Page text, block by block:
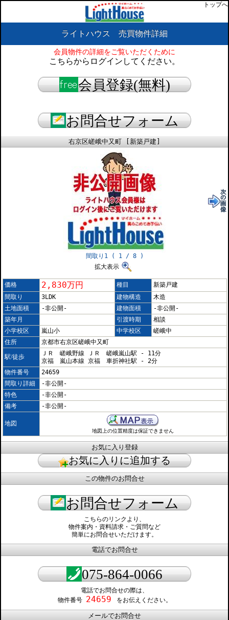
トップへ
ライトハウス 売買物件詳細
会員物件の詳細をご覧いただくために
こちらからログインしてください。
会員登録(無料)
お問合せフォーム
右京区嵯峨中又町 [新築戸建]
間取り1 ( 1 / 8 )
拡大表示
価格 2,830万円 種目
新築戸建
間取り
3LDK 建物構造
木造
土地面積
-非公開- 建物面積
-非公開-
築年月
引渡時期
相談
小学校区
嵐山小 中学校区
嵯峨中
住所
京都市右京区嵯峨中又町
駅/徒歩
ＪＲ 嵯峨野線 ＪＲ 嵯峨嵐山駅 - 11分
京福 嵐山本線 京福 車折神社駅 - 2分
物件番号
24659
間取り詳細
-非公開-
特色
-非公開-
備考
-非公開-
地図
地図上の位置精度は保証できません
お気に入り登録
お気に入りに追加する
この物件のお問合せ
お問合せフォーム
こちらのリンクより、
物件案内・資料請求・ご質問など
簡単にお問合せいただけます。
電話でお問合せ
075-864-0066
電話でお問合せの際は、
物件番号 24659 をお伝えください。
メールでお問合せ